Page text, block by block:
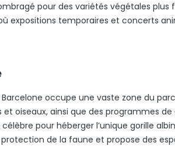
pour des variétés végétales plus
expositions temporaires et concerts
Barcelone occupe une vaste zone du
oiseaux, ainsi que des programmes
pour héberger l’unique gorille
protection de la faune et propose des